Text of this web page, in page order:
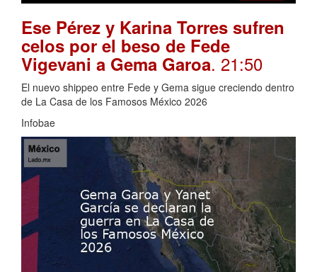
Ese Pérez y Karina Torres sufren
celos por el beso de Fede
Vigevani a Gema Garoa. 21:50
El nuevo shippeo entre Fede y Gema sigue creciendo dentro
de La Casa de los Famosos México 2026
Infobae